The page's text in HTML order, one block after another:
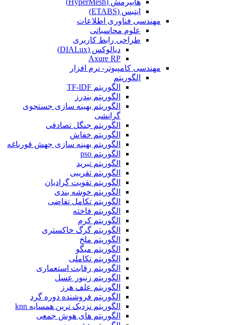
ایتبس (ETABS)
مهندسی فناوری اطلاعات
علوم محاسباتی
طراحی رابط کاربری
دیالوکس (DIALux)
Axure RP
مهندسی کامپیوتر- نرم افزار
الگوریتم
الگوریتم TF-lDF
الگوریتم بندرز
الگوریتم بهینه سازی جستجوی
گرانشی
الگوریتم جنگل تصادفی
الگوریتم خفاش
الگوریتم بهینه سازی جهش قورباغه
الگوریتم pso
الگوریتم تبرید
الگوریتم تقریبی
الگوریتم تقویت گرادیان
الگوریتم خوشه بندی
الگوریتم تکامل تفاضی
الگوریتم فاخته
الگوریتم کرم
الگوریتم گرگ خاکستری
الگوریتم ملخ
الگوریتم میگو
الگوریتم تکاملی
الگوریتم رقابت استعماری
الگوریتم زنبور عسل
الگوریتم علف هرز
الگوریتم فروشنده دوره گرد
الگوریتم نزدیک ترین همسایه knn
الگوریتم های هوش جمعی